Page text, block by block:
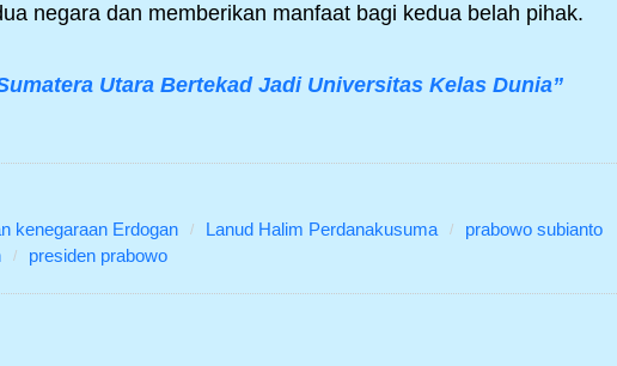
negara dan memberikan manfaat bagi kedua belah pihak.
Utara Bertekad Jadi Universitas Kelas Dunia”
kenegaraan Erdogan Lanud Halim Perdanakusuma
prabowo subianto
presiden prabowo